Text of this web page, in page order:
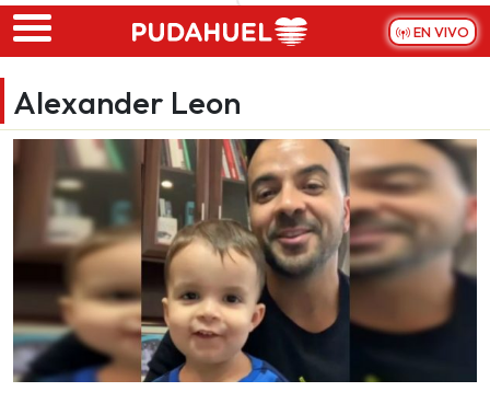
Skip to main content
EN VIVO
Alexander Leon